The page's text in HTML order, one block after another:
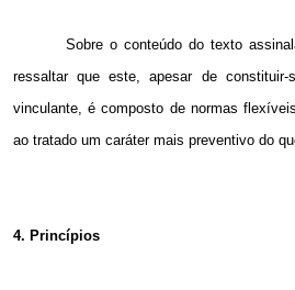
Sobre o conteúdo do texto
ressaltar que este, apesar de constituir-
vinculante, é composto de normas
ao tratado um caráter mais preventivo do
4. Princípios